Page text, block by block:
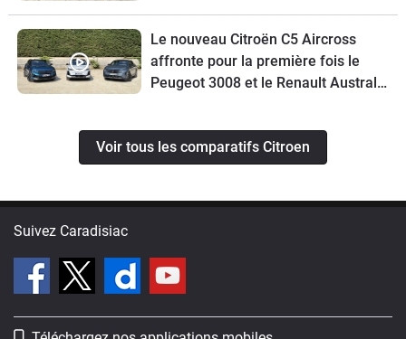
Le nouveau Citroën C5 Aircross
affronte pour la première fois le
Peugeot 3008 et le Renault Austral
Voir tous les comparatifs Citroen
Suivez Caradisiac